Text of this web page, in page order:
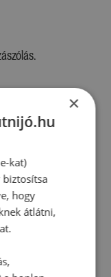
×
kat)
biztosítsa
hogy
átlátni,